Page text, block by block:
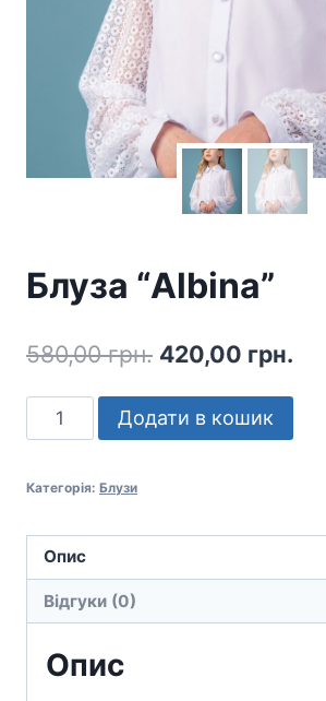
Блуза “Albina”
580,00грн. Оригінальна
ціна:
580,00 грн..
420,00 грн.
Блуза
"Albina"
Додати в кошик
Категорія: Блузи
Опис
Відгуки (0)
Опис